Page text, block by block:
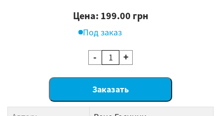
Цена: 199.00 грн
Под заказ
- +